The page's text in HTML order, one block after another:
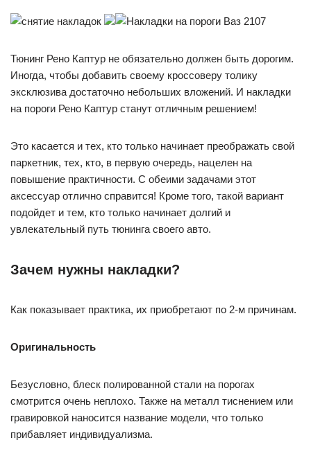
Тюнинг Рено Каптур не обязательно должен быть дорогим.
Иногда, чтобы добавить своему кроссоверу толику
эксклюзива достаточно небольших вложений. И накладки
на пороги Рено Каптур станут отличным решением!
Это касается и тех, кто только начинает преображать свой
паркетник, тех, кто, в первую очередь, нацелен на
повышение практичности. С обеими задачами этот
аксессуар отлично справится! Кроме того, такой вариант
подойдет и тем, кто только начинает долгий и
увлекательный путь тюнинга своего авто.
Зачем нужны накладки?
Как показывает практика, их приобретают по 2-м причинам.
Оригинальность
Безусловно, блеск полированной стали на порогах
смотрится очень неплохо. Также на металл тиснением или
гравировкой наносится название модели, что только
прибавляет индивидуализма.